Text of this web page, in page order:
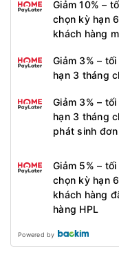
Giảm 10% –
chọn kỳ hạn
khách hàng
Giảm 3% –
hạn 3 tháng
Giảm 3% –
hạn 3 tháng
phát sinh đơn
Giảm 5% –
chọn kỳ hạn
khách hàng
hàng HPL
Powered by